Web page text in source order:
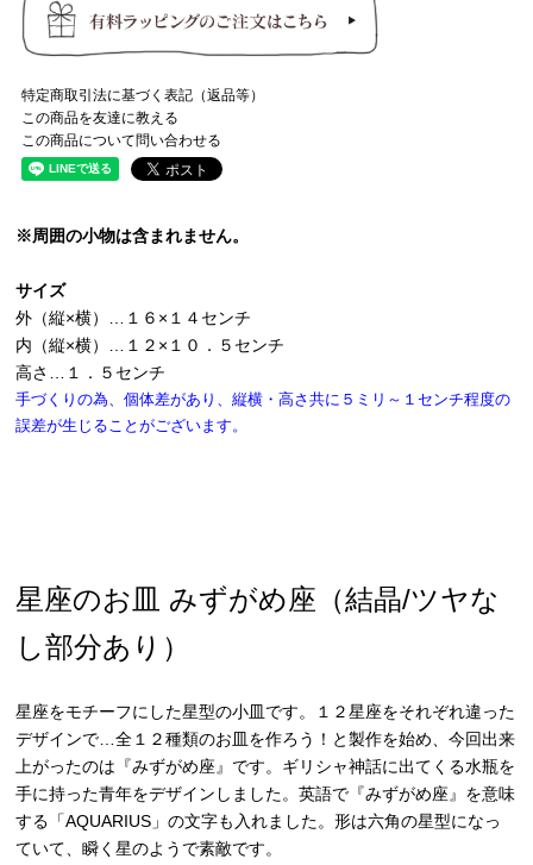
特定商取引法に基づく表記（返品等）
この商品を友達に教える
この商品について問い合わせる
※周囲の小物は含まれません。
サイズ
外（縦×横）…１６×１４センチ
内（縦×横）…１２×１０．５センチ
高さ…１．５センチ
手づくりの為、個体差があり、縦横・高さ共に５ミリ～１センチ程度の
誤差が生じることがございます。
星座のお皿 みずがめ座（結晶/ツヤな
し部分あり）
星座をモチーフにした星型の小皿です。１２星座をそれぞれ違った
デザインで…全１２種類のお皿を作ろう！と製作を始め、今回出来
上がったのは『みずがめ座』です。ギリシャ神話に出てくる水瓶を
手に持った青年をデザインしました。英語で『みずがめ座』を意味
する「AQUARIUS」の文字も入れました。形は六角の星型になっ
ていて、瞬く星のようで素敵です。